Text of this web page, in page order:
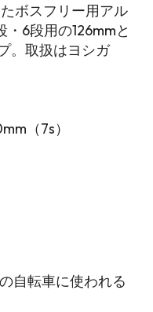
ボスフリー用アル
6段用の126mmと
。取扱はヨシガ
（7s）
自転車に使われる